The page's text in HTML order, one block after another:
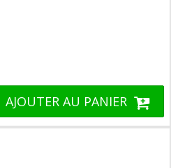
AJOUTER AU PANIER